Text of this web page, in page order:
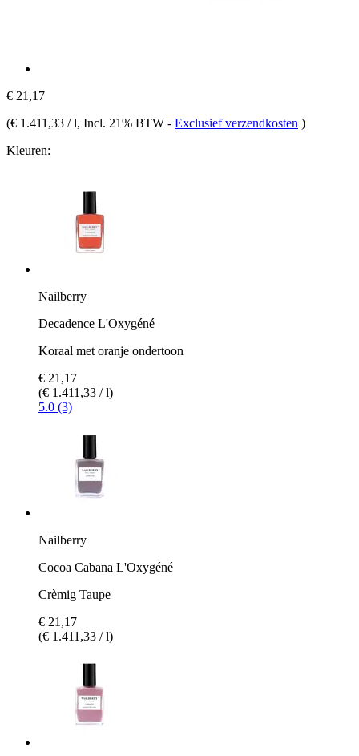
€ 21,17
(€ 1.411,33 / l, Incl. 21% BTW - Exclusief verzendkosten )
Kleuren:
Nailberry
Decadence L'Oxygéné
Koraal met oranje ondertoon
€ 21,17
(€ 1.411,33 / l)
5.0 (3)
Nailberry
Cocoa Cabana L'Oxygéné
Crèmig Taupe
€ 21,17
(€ 1.411,33 / l)